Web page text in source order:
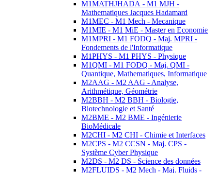
M1MATHJHADA - M1 MJH -
Mathematiques Jacques Hadamard
M1MEC - M1 Mech - Mecanique
M1MIE - M1 MiE - Master en Economie
M1MPRI - M1 FODQ - Maj. MPRI -
Fondements de l'Informatique
M1PHYS - M1 PHYS - Physique
M1QMI - M1 FODQ - Maj. QMI -
Quantique, Mathematiques, Informatique
M2AAG - M2 AAG - Analyse,
Arithmétique, Géométrie
M2BBH - M2 BBH - Biologie,
Biotechnologie et Santé
M2BME - M2 BME - Ingénierie
BioMédicale
M2CHI - M2 CHI - Chimie et Interfaces
M2CPS - M2 CCSN - Maj. CPS -
Système Cyber Physique
M2DS - M2 DS - Science des données
M2FLUIDS - M2 Mech - Maj. Fluids -